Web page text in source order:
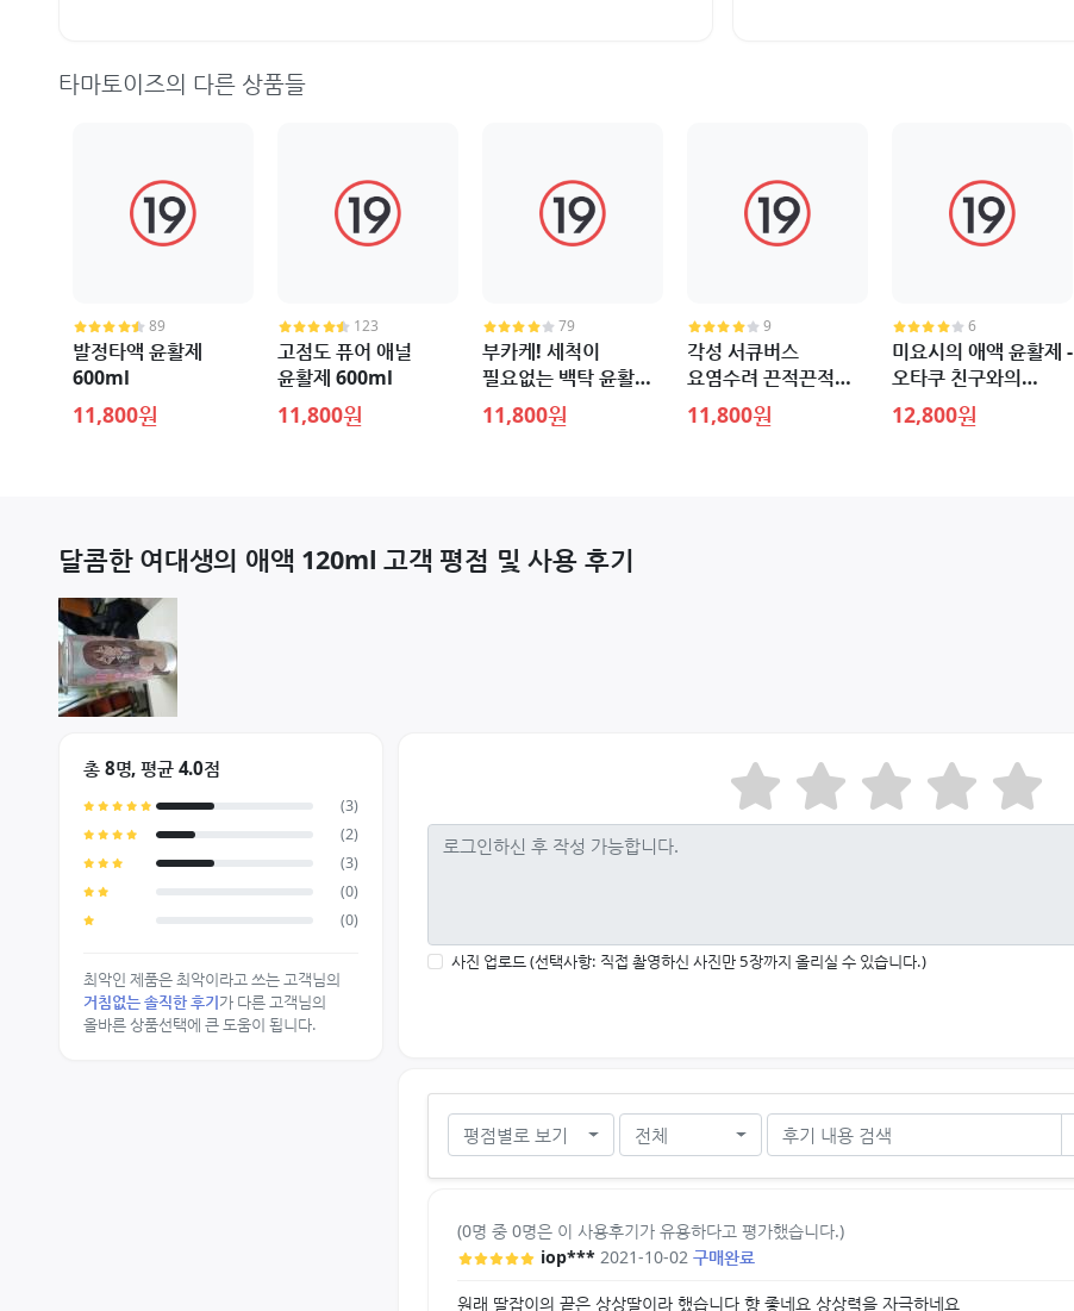
타마토이즈의 다른 상품들
89
발정타액 윤활제
600ml
11,800원
123
고점도 퓨어 애널
윤활제 600ml
11,800원
79
부카케! 세척이
필요없는 백탁 윤활제
600ml
11,800원
9
각성 서큐버스
요염수려 끈적끈적
윤활제 600ml
11,800원
6
미요시의 애액 윤활제 -
오타쿠 친구와의
섹스는 최고로 기분이
좋다 600ml
12,800원
달콤한 여대생의 애액 120ml 고객 평점 및 사용 후기
총 8명, 평균 4.0점
(3)
(2)
(3)
(0)
(0)
최악인 제품은 최악이라고 쓰는 고객님의
거침없는 솔직한 후기가 다른 고객님의
올바른 상품선택에 큰 도움이 됩니다.
사진 업로드 (선택사항: 직접 촬영하신 사진만 5장까지 올리실 수 있습니다.)
평점별로 보기 전체
(0명 중 0명은 이 사용후기가 유용하다고 평가했습니다.)
iop*** 2021-10-02 구매완료
원래 딸잡이의 끝은 상상딸이라 했습니다 향 좋네요 상상력을 자극하네요